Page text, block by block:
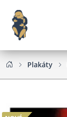
Plakáty